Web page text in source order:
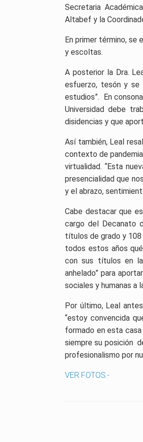
Secretaria
Altabef y la
En primer término, se
y escoltas.
A posterior la Dra.
esfuerzo, tesón y se
estudios”. En
Universidad debe
disidencias y que
Así también, Leal
contexto de
virtualidad. “Esta
presencialidad que
y el abrazo,
Cabe destacar que
cargo del Decanato
títulos de grado y
todos estos años
con sus títulos en
anhelado” para
sociales y humanas a
Por último, Leal
“estoy convencida
formado en esta
siempre su posición
profesionalismo por
VER FOTOS.-